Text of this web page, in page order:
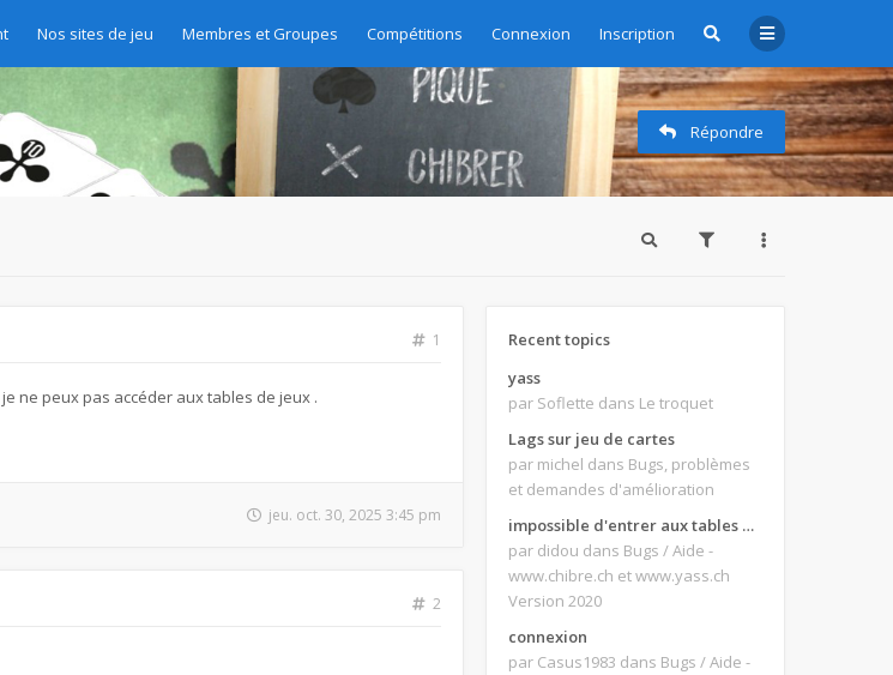
Nos sites de jeu Membres et Groupes Compétitions Connexion Inscription
Version 2020
Répondre
1
ne peux pas accéder aux tables de jeux .
jeu. oct. 30, 2025 3:45 pm
2
Recent topics
yass
par Soflette dans Le troquet
Lags sur jeu de cartes
par michel dans Bugs, problèmes
et demandes d'amélioration
impossible d'entrer aux tables de jeux
par didou dans Bugs / Aide -
www.chibre.ch et www.yass.ch
Version 2020
connexion
par Casus1983 dans Bugs / Aide -